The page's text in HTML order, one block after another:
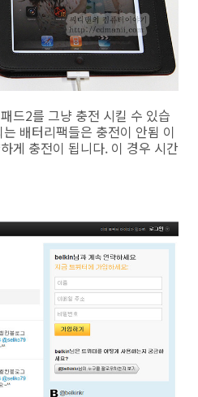
드2를 그냥 충전 시킬 수 있습
배터리팩들은 충전이 안됨 이
게 충전이 됩니다. 이 경우 시간